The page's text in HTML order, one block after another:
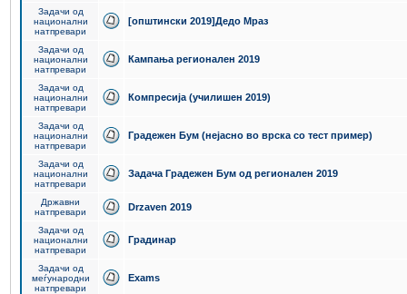
Задачи од
национални
натпревари
[општински 2019]Дедо Мраз
Задачи од
национални
натпревари
Кампања регионален 2019
Задачи од
национални
натпревари
Компресија (училишен 2019)
Задачи од
национални
натпревари
Градежен Бум (нејасно во врска со тест пример)
Задачи од
национални
натпревари
Задача Градежен Бум од регионален 2019
Државни
натпревари
Drzaven 2019
Задачи од
национални
натпревари
Градинар
Задачи од
меѓународни
натпревари
Exams